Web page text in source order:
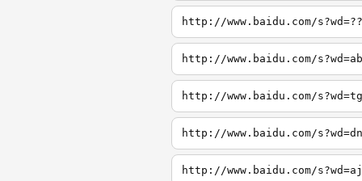
http://www.baidu.com/s?wd=??
http://www.baidu.com/s?wd=ab
http://www.baidu.com/s?wd=tg
http://www.baidu.com/s?wd=dn
http://www.baidu.com/s?wd=aj